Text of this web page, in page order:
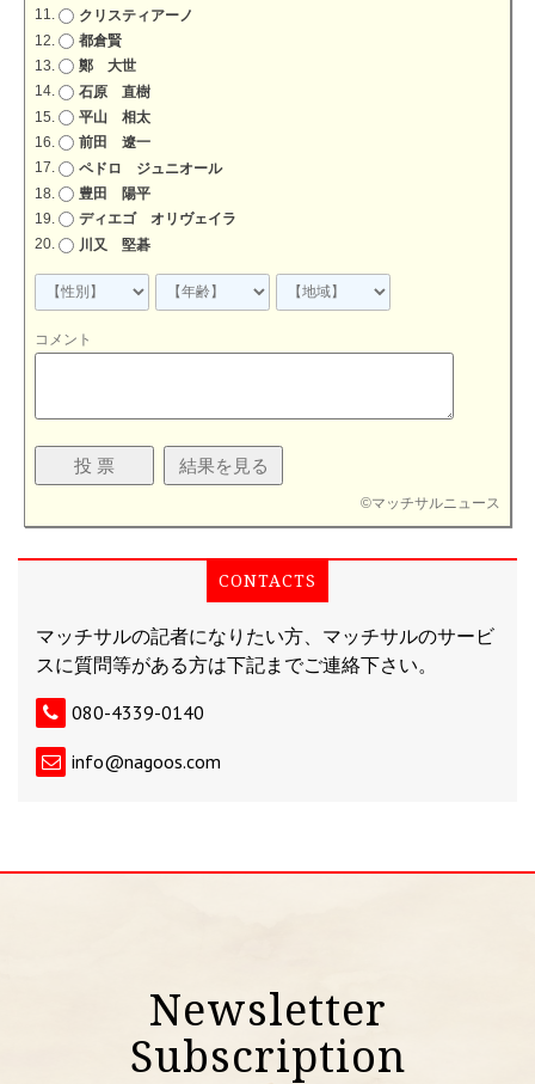
クリスティアーノ
都倉賢
鄭 大世
石原 直樹
平山 相太
前田 遼一
ペドロ ジュニオール
豊田 陽平
ディエゴ オリヴェイラ
川又 堅碁
コメント
©マッチサルニュース
CONTACTS
マッチサルの記者になりたい方、マッチサルのサービ
スに質問等がある方は下記までご連絡下さい。
080-4339-0140
info@nagoos.com
Newsletter
Subscription